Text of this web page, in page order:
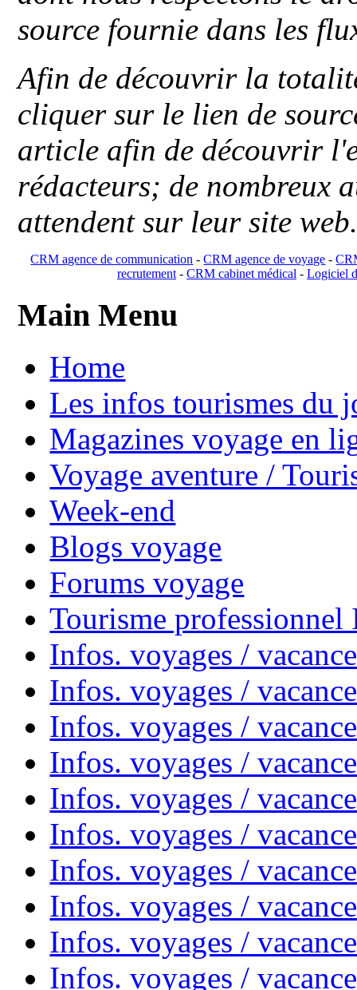
source fournie dans les
Afin de découvrir la
cliquer sur le lien de
article afin de découvrir
rédacteurs; de nombreux
attendent sur leur site
CRM agence de communication -CRM agence de voyage -
recrutement- CRM cabinet médical - Logiciel
Main Menu
Home
Les infos tourismes du
Magazines voyage en
Voyage aventure /
Week-end
Blogs voyage
Forums voyage
Tourisme
Infos. voyages /
Infos. voyages /
Infos. voyages /
Infos. voyages /
Infos. voyages /
Infos. voyages /
Infos. voyages /
Infos. voyages /
Infos. voyages /
Infos. voyages /